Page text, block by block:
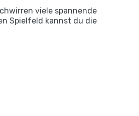
viele spannende
Spielfeld kannst du die